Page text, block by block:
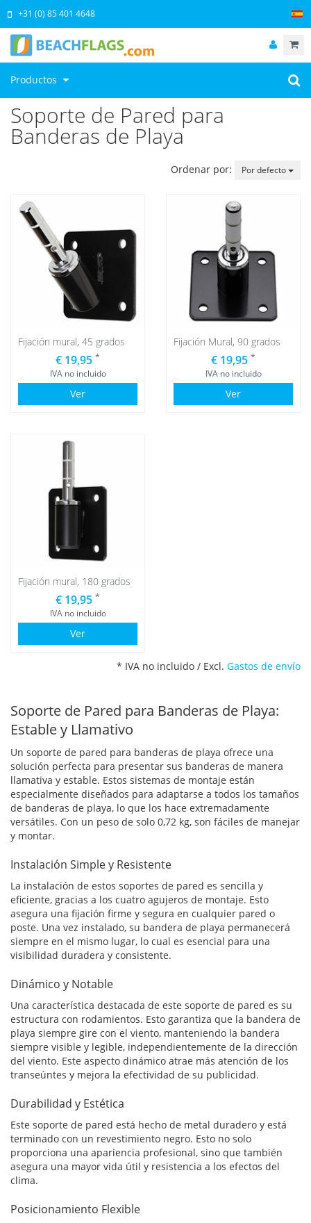
Productos
+31 (0) 85 401 4648
Soporte de Pared para
Banderas de Playa
Ordenar por: Por defecto
Fijación mural, 45 grados
€ 19,95 *
IVA no incluido
Ver
Fijación Mural, 90 grados
€ 19,95 *
IVA no incluido
Ver
Fijación mural, 180 grados
€ 19,95 *
IVA no incluido
Ver
* IVA no incluido / Excl. Gastos de envío
Soporte de Pared para Banderas de Playa:
Estable y Llamativo
Un soporte de pared para banderas de playa ofrece una
solución perfecta para presentar sus banderas de manera
llamativa y estable. Estos sistemas de montaje están
especialmente diseñados para adaptarse a todos los tamaños
de banderas de playa, lo que los hace extremadamente
versátiles. Con un peso de solo 0,72 kg, son fáciles de manejar
y montar.
Instalación Simple y Resistente
La instalación de estos soportes de pared es sencilla y
eficiente, gracias a los cuatro agujeros de montaje. Esto
asegura una fijación firme y segura en cualquier pared o
poste. Una vez instalado, su bandera de playa permanecerá
siempre en el mismo lugar, lo cual es esencial para una
visibilidad duradera y consistente.
Dinámico y Notable
Una característica destacada de este soporte de pared es su
estructura con rodamientos. Esto garantiza que la bandera de
playa siempre gire con el viento, manteniendo la bandera
siempre visible y legible, independientemente de la dirección
del viento. Este aspecto dinámico atrae más atención de los
transeúntes y mejora la efectividad de su publicidad.
Durabilidad y Estética
Este soporte de pared está hecho de metal duradero y está
terminado con un revestimiento negro. Esto no solo
proporciona una apariencia profesional, sino que también
asegura una mayor vida útil y resistencia a los efectos del
clima.
Posicionamiento Flexible